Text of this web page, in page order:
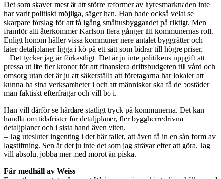
Det som skaver mest är att större reformer av hyresmarknaden inte
har varit politiskt möjliga, säger han. Han hade också velat se
skarpare förslag för att få igång småhusbyggandet på riktigt. Men
framför allt återkommer Karlson flera gånger till kommunernas roll.
Enligt honom håller vissa kommuner nere antalet byggrätter och
låter detaljplaner ligga i kö på ett sätt som bidrar till högre priser.
– Det tycker jag är förkastligt. Det är ju inte politikens uppgift att
pressa ut lite fler kronor för att finansiera driftsbudgeten till vård och
omsorg utan det är ju att säkerställa att företagarna har lokaler att
kunna ha sina verksamheter i och att människor ska få de bostäder
man faktiskt efterfrågar och vill bo i.
Han vill därför se hårdare statligt tryck på kommunerna. Det kan
handla om tidsfrister för detaljplaner, fler byggherredrivna
detaljplaner och i sista hand även viten.
– Jag utesluter ingenting i det här fallet, att även få in en sån form av
lagstiftning. Sen är det ju inte det som jag strävar efter att göra. Jag
vill absolut jobba mer med morot än piska.
Får medhåll av Weiss